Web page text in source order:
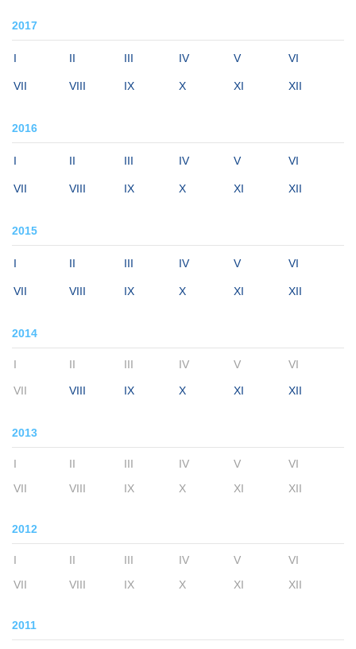
2017
I II III IV V VI
VII VIII IX X XI XII
2016
I II III IV V VI
VII VIII IX X XI XII
2015
I II III IV V VI
VII VIII IX X XI XII
2014
I II III IV V VI
VII VIII IX X XI XII
2013
I II III IV V
VI
VII
VIII IX X XI XII
2012
I II III IV V
VI
VII
VIII IX X XI XII
2011